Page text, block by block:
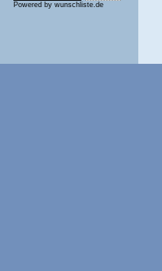
Powered by wunschliste.de